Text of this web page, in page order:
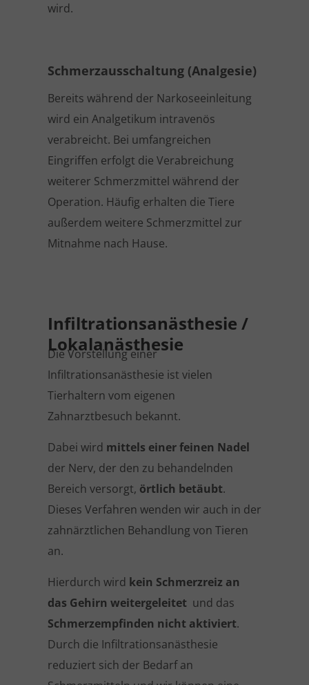
wird.
Schmerzausschaltung (Analgesie)
Bereits während der Narkoseeinleitung
wird ein Analgetikum intravenös
verabreicht. Bei umfangreichen
Eingriffen erfolgt die Verabreichung
weiterer Schmerzmittel während der
Operation. Häufig erhalten die Tiere
außerdem weitere Schmerzmittel zur
Mitnahme nach Hause.
Infiltrationsanästhesie /
Lokalanästhesie
Die Vorstellung einer
Infiltrationsanästhesie ist vielen
Tierhaltern vom eigenen
Zahnarztbesuch bekannt.
Dabei wird mittels einer feinen Nadel
der Nerv, der den zu behandelnden
Bereich versorgt, örtlich betäubt.
Dieses Verfahren wenden wir auch in der
zahnärztlichen Behandlung von Tieren
an.
Hierdurch wird kein Schmerzreiz an
das Gehirn weitergeleitet und das
Schmerzempfinden nicht aktiviert.
Durch die Infiltrationsanästhesie
reduziert sich der Bedarf an